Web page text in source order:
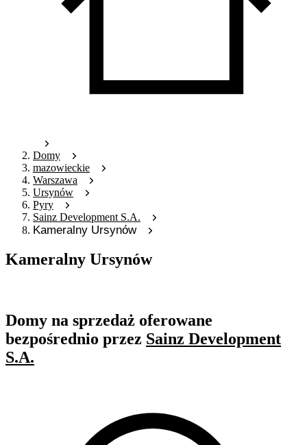
Domy
mazowieckie
Warszawa
Ursynów
Pyry
Sainz Development S.A.
Kameralny Ursynów
Kameralny Ursynów
Domy na sprzedaż oferowane
bezpośrednio przez Sainz Development
S.A.